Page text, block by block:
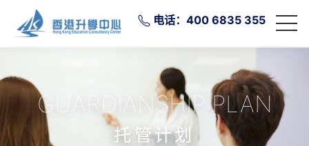
电话：400 6835 355
GUARDIANSHIP PLAN
托管计划